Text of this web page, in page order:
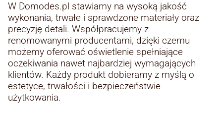
W Domodes.pl stawiamy na wysoką jakość
wykonania, trwałe i sprawdzone materiały oraz
precyzję detali. Współpracujemy z
renomowanymi producentami, dzięki czemu
możemy oferować oświetlenie spełniające
oczekiwania nawet najbardziej wymagających
klientów. Każdy produkt dobieramy z myślą o
estetyce, trwałości i bezpieczeństwie
użytkowania.